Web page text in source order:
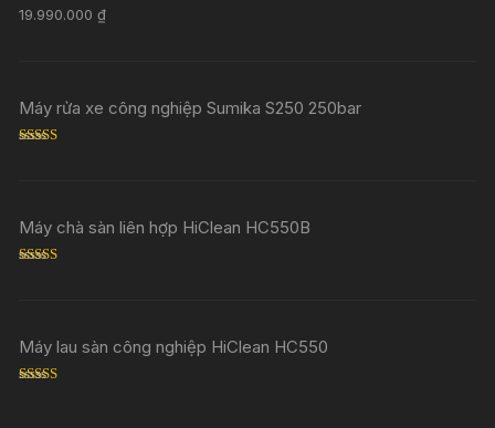
Rated5.00
out of 5
19.990.000₫
Máy rửa xe công nghiệp Sumika S250 250bar
Máy chà sàn liên hợp HiClean HC550B
Máy lau sàn công nghiệp HiClean HC550